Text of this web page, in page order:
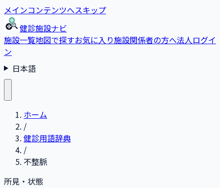
メインコンテンツへスキップ
健診施設ナビ
施設一覧地図で探すお気に入り施設関係者の方へ法人ログイ
ン
日本語
ホーム
/
健診用語辞典
/
不整脈
所見・状態